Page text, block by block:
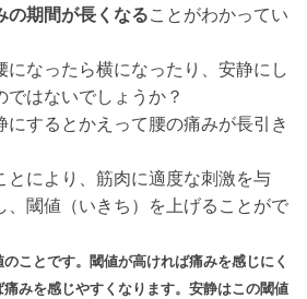
の期間が長くなることがわかってい
になったら横になったり、安静にし
はないでしょうか？
にするとかえって腰の痛みが長引き
とにより、筋肉に適度な刺激を与
、閾値（いきち）を上げることがで
ことです。閾値が高ければ痛みを感じにく
みを感じやすくなります。安静はこの閾値